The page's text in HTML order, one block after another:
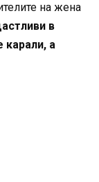
на жена
в
а